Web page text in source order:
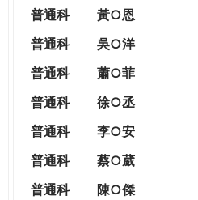
CITIZENSHIP
普通科
黃○恩
普通科 吳○洋
普通科
蕭○菲
普通科
徐○丞
普通科
李○安
普通科
蔡○葳
普通科
陳○傑